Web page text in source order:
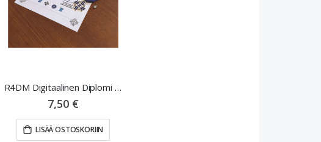
R4DM Digitaalinen Diplomi 2024
7,50 €
LISÄÄ OSTOSKORIIN